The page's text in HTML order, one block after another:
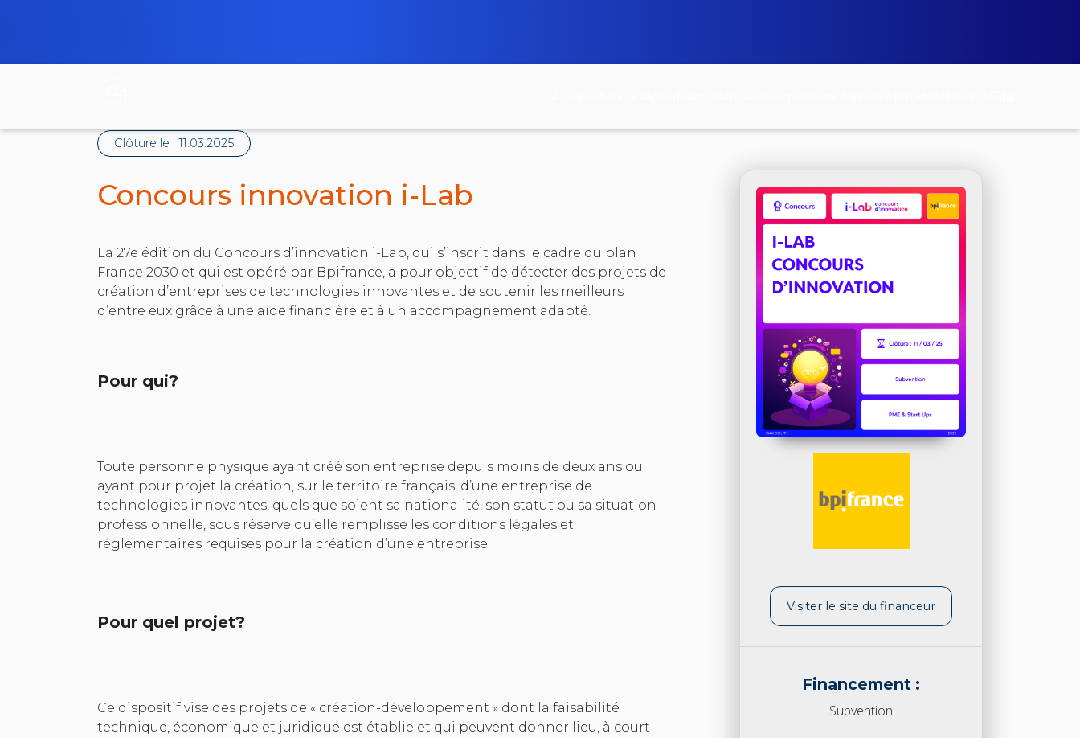
Visiter le site du financeur
Financement :
Subvention
Clôture le : 11.03.2025
Concours innovation i-Lab
La 27e édition du Concours d’innovation i-Lab, qui s’inscrit dans le cadre du plan
France 2030 et qui est opéré par Bpifrance, a pour objectif de détecter des projets de
création d’entreprises de technologies innovantes et de soutenir les meilleurs
d’entre eux grâce à une aide financière et à un accompagnement adapté.
Pour qui?
Toute personne physique ayant créé son entreprise depuis moins de deux ans ou
ayant pour projet la création, sur le territoire français, d’une entreprise de
technologies innovantes, quels que soient sa nationalité, son statut ou sa situation
professionnelle, sous réserve qu’elle remplisse les conditions légales et
réglementaires requises pour la création d’une entreprise.
Pour quel projet?
Ce dispositif vise des projets de « création-développement » dont la faisabilité
technique, économique et juridique est établie et qui peuvent donner lieu, à court